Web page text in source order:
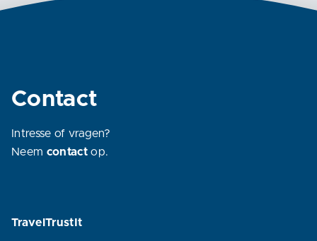
Contact
Intresse of vragen?
Neem contact op.
TravelTrustIt